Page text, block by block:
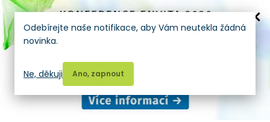
Odebírejte naše notifikace, aby Vám neutekla žádná
novinka.
Ano, zapnout
Ne, děkuji